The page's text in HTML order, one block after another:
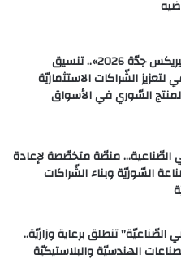
استعداداً لـ«سيريكس جدّة 2026».. تنسيق
الشّراكات الاستثماريّة
السّوري في الأسواق
الصّناعية… منصّة متخصّصة لإعادة
السّوريّة وبناء الشّراكات
الصّناعيّة” تنطلق برعاية وزاريّة..
الهندسيّة والبلاستيكيّة